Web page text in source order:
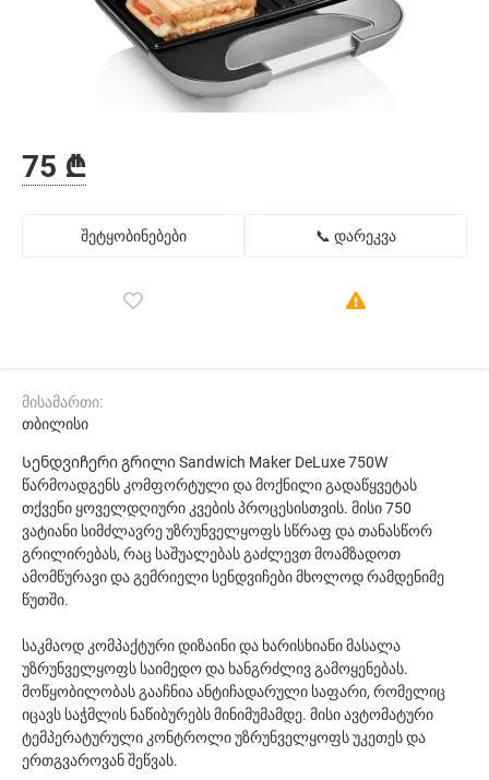
75 ₾
შეტყობინებები 📞 დარეკვა
მისამართი:
თბილისი
Სენდვიჩერი გრილი Sandwich Maker DeLuxe 750W
წარმოადგენს კომფორტული და მოქნილი გადაწყვეტას
თქვენი ყოველდღიური კვების პროცესისთვის. მისი 750
ვატიანი სიმძლავრე უზრუნველყოფს სწრაფ და თანასწორ
გრილირებას, რაც საშუალებას გაძლევთ მოამზადოთ
ამომწურავი და გემრიელი სენდვიჩები მხოლოდ რამდენიმე
წუთში.
საკმაოდ კომპაქტური დიზაინი და ხარისხიანი მასალა
უზრუნველყოფს საიმედო და ხანგრძლივ გამოყენებას.
მოწყობილობას გააჩნია ანტიჩადარული საფარი, რომელიც
იცავს საჭმლის ნაწიბურებს მინიმუმამდე. მისი ავტომატური
ტემპერატურული კონტროლი უზრუნველყოფს უკეთეს და
ერთგვაროვან შეწვას.